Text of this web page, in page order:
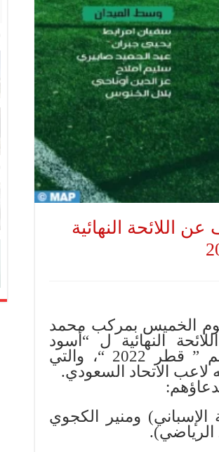
اللائحة النهائية
الخميس بمركب محمد
النهائية ل “أسود
الأطلس” التي ستشارك في كأس العالم ” قطر 2022 “، والتي
لاعب الاتحاد السعودي.
الإسباني) ومنير الكجوي
الرياضي).